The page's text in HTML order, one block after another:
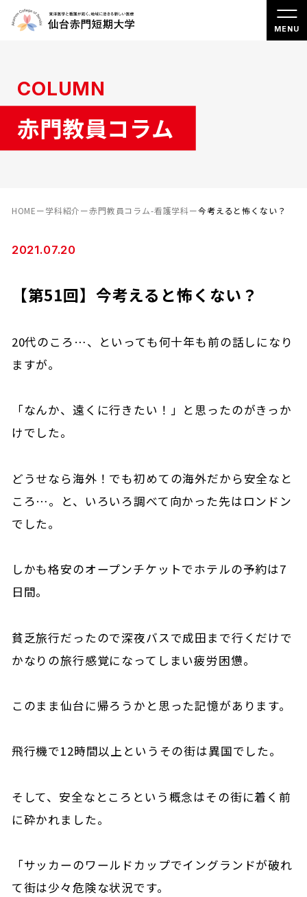
COLUMN
赤門教員コラム
HOMEー学科紹介ー赤門教員コラム-看護学科ー今考えると怖くない？
2021.07.20
【第51回】今考えると怖くない？
20代のころ…、といっても何十年も前の話しになり
ますが。
「なんか、遠くに行きたい！」と思ったのがきっか
けでした。
どうせなら海外！でも初めての海外だから安全なと
ころ…。と、いろいろ調べて向かった先はロンドン
でした。
しかも格安のオープンチケットでホテルの予約は7
日間。
貧乏旅行だったので深夜バスで成田まで行くだけで
かなりの旅行感覚になってしまい疲労困憊。
このまま仙台に帰ろうかと思った記憶があります。
飛行機で12時間以上というその街は異国でした。
そして、安全なところという概念はその街に着く前
に砕かれました。
「サッカーのワールドカップでイングランドが破れ
て街は少々危険な状況です。